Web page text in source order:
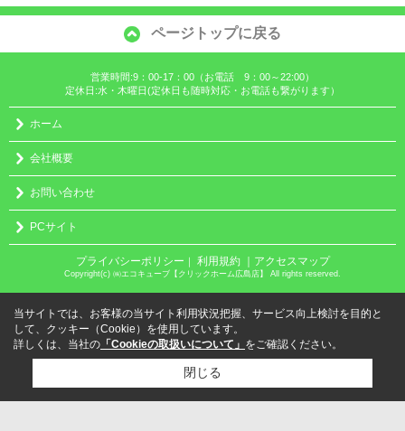
ページトップに戻る
営業時間:9：00-17：00（お電話 9：00～22:00）
定休日:水・木曜日(定休日も随時対応・お電話も繋がります）
ホーム
会社概要
お問い合わせ
PCサイト
プライバシーポリシー ｜ 利用規約 ｜アクセスマップ
Copyright(c) ㈱エコキューブ【クリックホーム広島店】 All rights reserved.
当サイトでは、お客様の当サイト利用状況把握、サービス向上検討を目的と
して、クッキー（Cookie）を使用しています。
詳しくは、当社の 「Cookieの取扱いについて」 をご確認ください。
閉じる